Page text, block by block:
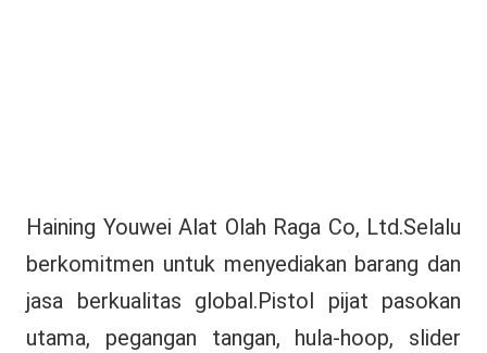
Haining Youwei Alat Olah Raga Co, Ltd.Selalu
berkomitmen untuk menyediakan barang dan
jasa berkualitas global.Pistol pijat pasokan
utama, pegangan tangan, hula-hoop, slider